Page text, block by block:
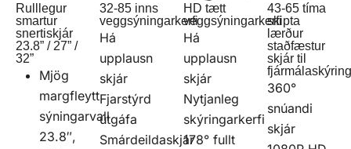
Rulllegur
smartur
snertiskjár
23.8” / 27” /
32”
Mjög
margfleytt
sýningarvall
23.8″,
32-85 inns
veggsýningarkerfi
Há
upplausn
skjár
Fjarstýrd
útgáfa
Smárdeildaskjár
HD tætt
veggsýningarkerfi
Há
upplausn
skjár
Nytjanleg
skýringarkerfi
178° fullt
43-65 tíma
skipta
lærður
staðfæstur
skjár til
360°
snúandi
skjár